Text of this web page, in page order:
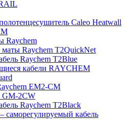
Caleo Heatwall
Raychem
маты Raychem T2QuickNet
Raychem T2Blue
кабели RAYCHEM
EM2-CM
GM-2CW
Raychem T2Black
саморегулируемый кабель